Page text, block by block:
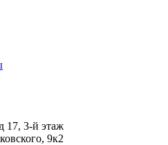
17, 3-й этаж
9к2